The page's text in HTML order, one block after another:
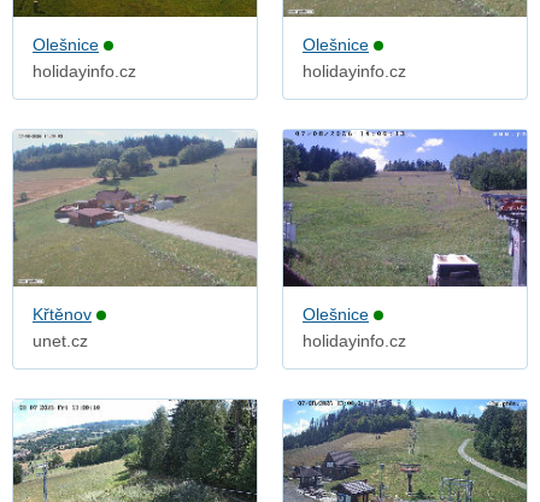
Olešnice
holidayinfo.cz
Olešnice
holidayinfo.cz
Křtěnov
unet.cz
Olešnice
holidayinfo.cz